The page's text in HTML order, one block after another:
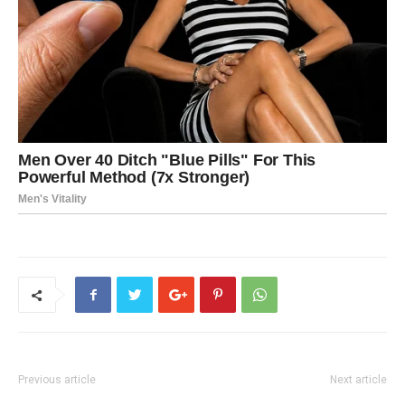
Previous article Next article